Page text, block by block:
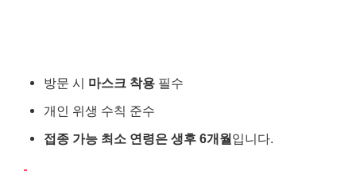
방문 시 마스크 착용 필수
개인 위생 수칙 준수
접종 가능 최소 연령은 생후 6개월입니다.